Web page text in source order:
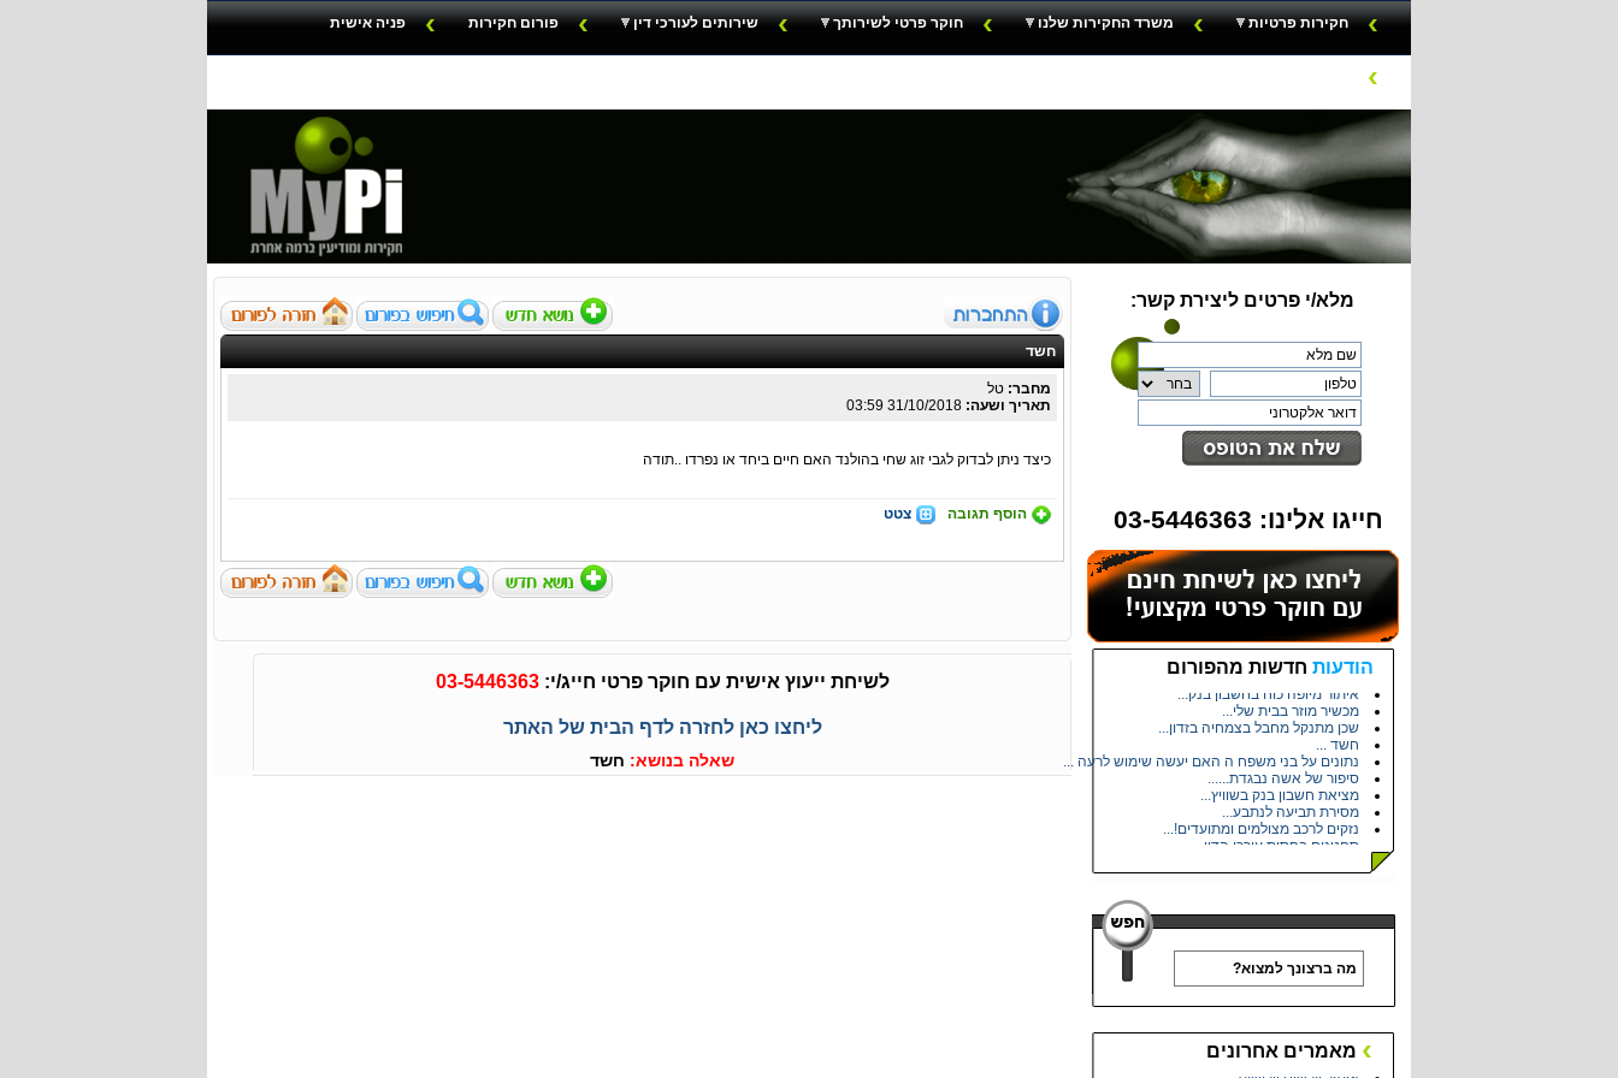
חקירות פרטיות משרד החקירות שלנו חוקר פרטי לשירותך שירותים לעורכי דין פורום חקירות פניה אישית
מלא/י פרטים ליצירת קשר:
חייגו אלינו: 03-5446363
הודעות חדשות מהפורוםמתעניין במקצוע...
איתור מיופה כוח בחשבון בנק...
מכשיר מוזר בבית שלי...
שכן מתנקל מחבל בצמחיה בזדון...
חשד ...
נתונים על בני משפח ה האם יעשה שימוש לרעה ...
סיפור של אשה נבגדת......
מציאת חשבון בנק בשוויץ...
מסירת תביעה לנתבע...
נזקים לרכב מצולמים ומתועדים!...
סחטנים בחסות עורכי הדין...
תוכנת תחקירון זהב...
שאלה...
תודה לעו"ד שקד שני...
היכנסו...
מאמרים אחרונים
נוכל סדרתי - נוכלים ומעשי עוקץ...
איתור יורשים וירושות...
חשד
מחבר: טל
תאריך ושעה:
כיצד ניתן לבדוק לגבי זוג שחי בהולנד האם חיים ביחד או נפרדו ..תודה
הוסף תגובה צטט
לשיחת ייעוץ אישית עם חוקר פרטי חייג/י:03-5446363
ליחצו כאן לחזרה לדף הבית של האתר
שאלה בנושא: חשד